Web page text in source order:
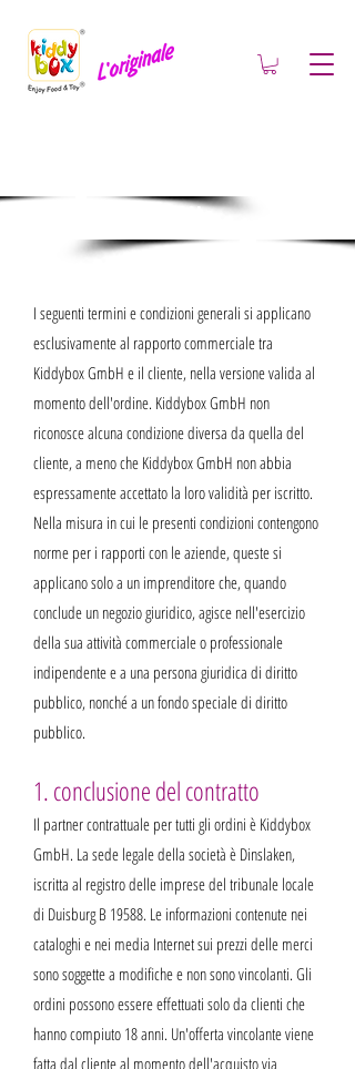
di contratto
I seguenti termini e condizioni generali si applicano
esclusivamente al rapporto commerciale tra
Kiddybox GmbH e il cliente, nella versione valida al
momento dell'ordine. Kiddybox GmbH non
riconosce alcuna condizione diversa da quella del
cliente, a meno che Kiddybox GmbH non abbia
espressamente accettato la loro validità per iscritto.
Nella misura in cui le presenti condizioni contengono
norme per i rapporti con le aziende, queste si
applicano solo a un imprenditore che, quando
conclude un negozio giuridico, agisce nell'esercizio
della sua attività commerciale o professionale
indipendente e a una persona giuridica di diritto
pubblico, nonché a un fondo speciale di diritto
pubblico.
1. conclusione del contratto
Il partner contrattuale per tutti gli ordini è Kiddybox
GmbH. La sede legale della società è Dinslaken,
iscritta al registro delle imprese del tribunale locale
di Duisburg B 19588. Le informazioni contenute nei
cataloghi e nei media Internet sui prezzi delle merci
sono soggette a modifiche e non sono vincolanti. Gli
ordini possono essere effettuati solo da clienti che
hanno compiuto 18 anni. Un'offerta vincolante viene
fatta dal cliente al momento dell'acquisto via